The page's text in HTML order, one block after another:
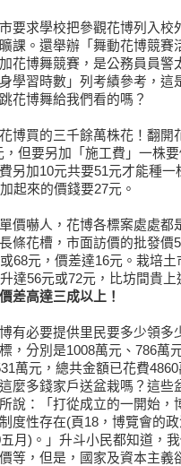
要求學校把參觀花博列入
課。還舉辦「舞動花博競
花博舞競賽，是公務員員警
學習時數」列考績參考，這
花博舞給我們看的嗎？
博買的三千餘萬株花！翻
，但要另加「施工費」一株
另加10元共要51元才能種
起來的價錢要27元。
價嚇人，花博各標案處處都
條花槽，市面訪價的批發價
68元，價差達16元。栽培
達56元或72元，比坊間貴
差高達三成以上！
有必要提供里民要多少領
，分別是1008萬元、786萬
萬元，總共金額已花費
麼多錢家戶送盆栽嗎？這
說：「打從成立的一開始，
度性存在(頁18，博覽會的
月)。」升斗小民都知道，
等，但是，國家及資本主